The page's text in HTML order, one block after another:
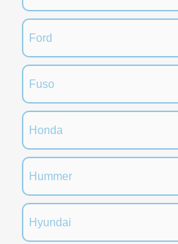
Ford
Fuso
Honda
Hummer
Hyundai